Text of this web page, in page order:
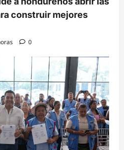
construir mejores
0